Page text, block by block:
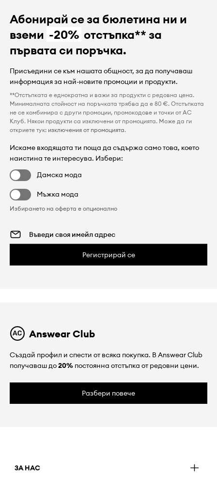
Абонирай се за бюлетина ни и
вземи -20% отстъпка** за
първата си поръчка.
Присъедини се към нашата общност, за да получаваш
информация за най-новите промоции и продукти.
**Отстъпката е еднократна и важи за продукти с редовна цена.
Минималната стойност на поръчката трябва да е 80 €. Отстъпката
не се комбинира с други промоции, промокодове и точки от AC
Клуб. Някои продукти са изключени от промоцията. Може да ги
откриете тук: изключения от промоцията.
Искаме входящата ти поща да съдържа само това, което
наистина те интересува. Избери:
Дамска мода
Мъжка мода
Избирането на оферта е опционално
Регистрирай се
Answear Club
Създай профил и спести от всяка покупка. В Answear Club
получаваш до20% постоянна отстъпка от редовни цени.
Разбери повече
ЗА НАС